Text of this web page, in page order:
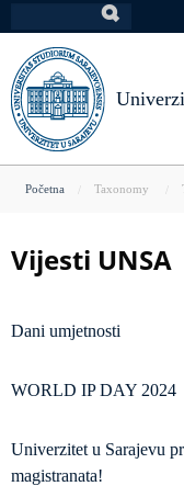
na
glavni
sadržaj
You
here
Početna Taxonomy
Vijesti UNSA
Dani umjetnosti
WORLD IP DAY 2024
Univerzitet u Sarajevu
magistranata!